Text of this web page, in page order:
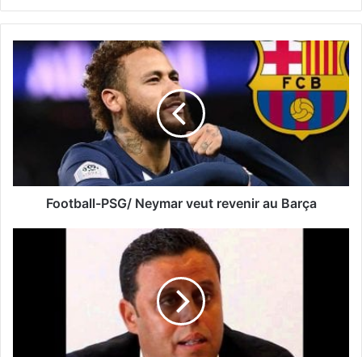
Football-PSG/ Neymar veut revenir au Barça